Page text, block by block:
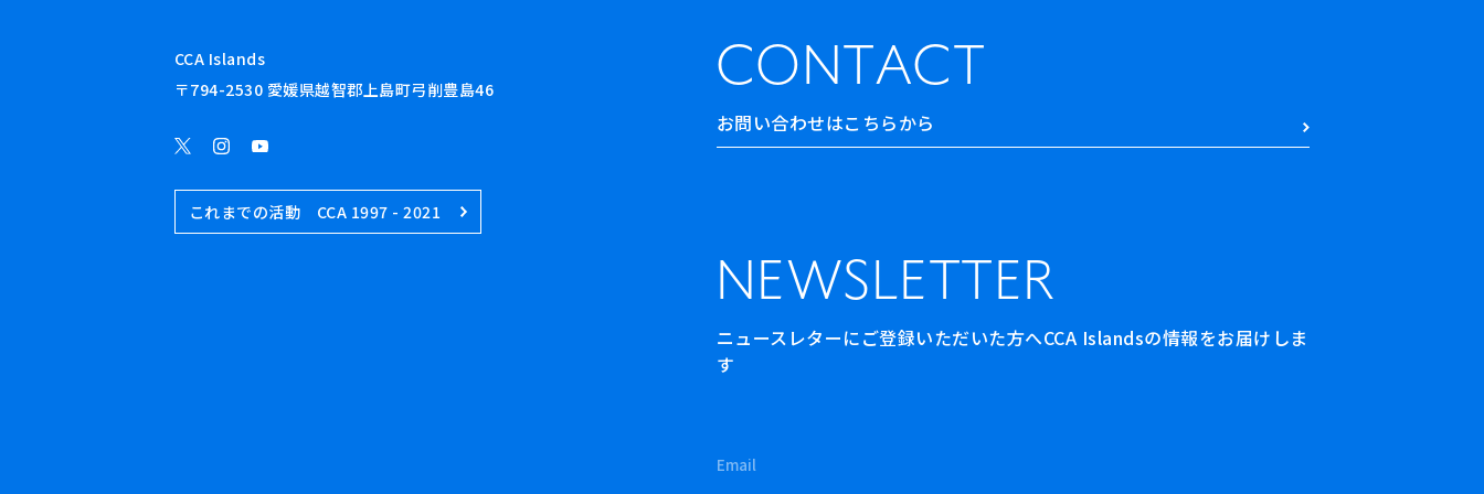
CONTACT
お問い合わせはこちらから
NEWSLETTER
ニュースレターにご登録いただいた方へCCA Islandsの情報をお届けしま
す
CCA Islands
〒794-2530 愛媛県越智郡上島町弓削豊島46
これまでの活動 CCA 1997 - 2021